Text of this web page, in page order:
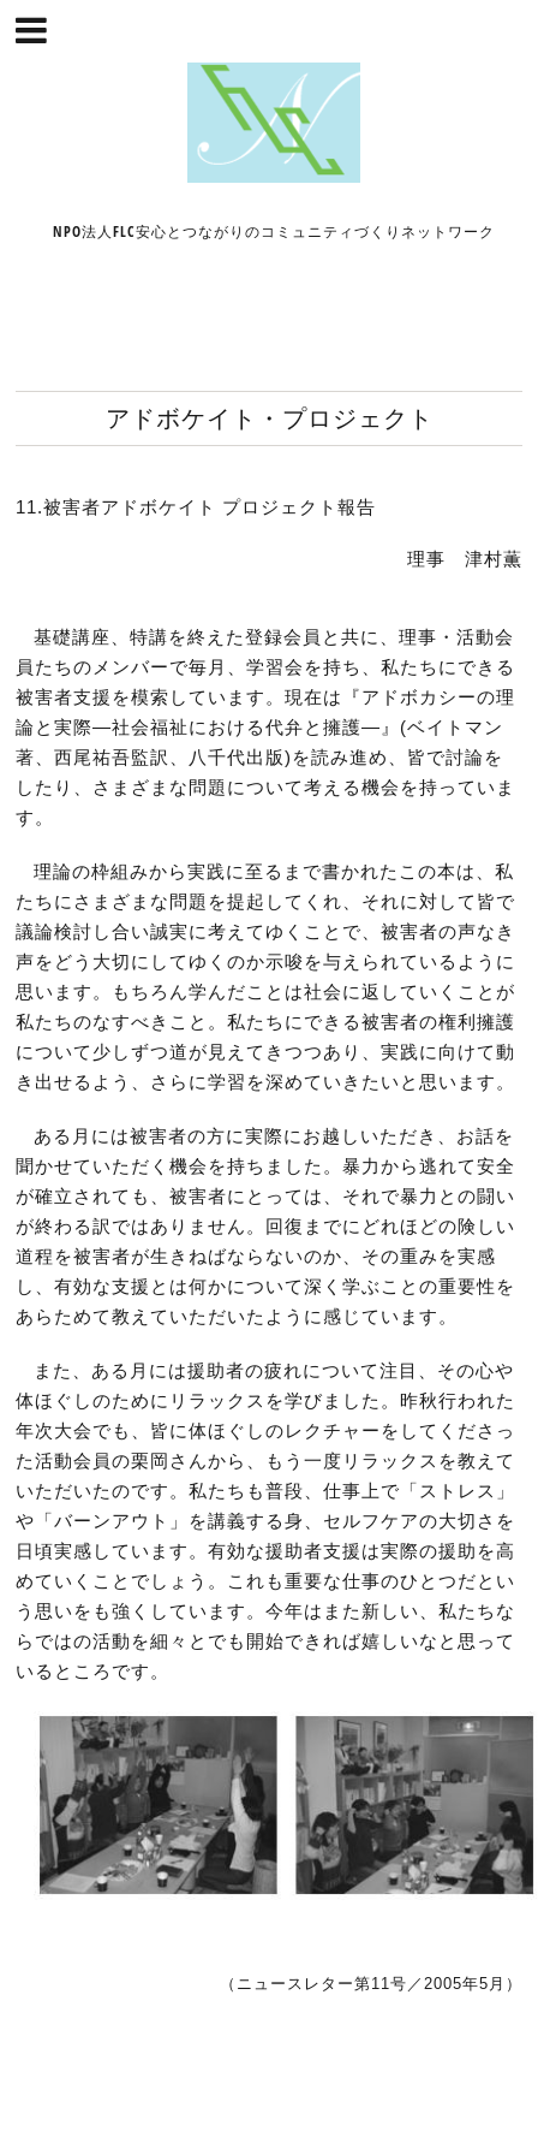
NPO法人FLC安心とつながりのコミュニティづくりネットワーク
アドボケイト・プロジェクト
11.被害者アドボケイト プロジェクト報告
理事 津村薫
基礎講座、特講を終えた登録会員と共に、理事・活動会
員たちのメンバーで毎月、学習会を持ち、私たちにできる
被害者支援を模索しています。現在は『アドボカシーの理
論と実際―社会福祉における代弁と擁護―』(ベイトマン
著、西尾祐吾監訳、八千代出版)を読み進め、皆で討論を
したり、さまざまな問題について考える機会を持っていま
す。
理論の枠組みから実践に至るまで書かれたこの本は、私
たちにさまざまな問題を提起してくれ、それに対して皆で
議論検討し合い誠実に考えてゆくことで、被害者の声なき
声をどう大切にしてゆくのか示唆を与えられているように
思います。もちろん学んだことは社会に返していくことが
私たちのなすべきこと。私たちにできる被害者の権利擁護
について少しずつ道が見えてきつつあり、実践に向けて動
き出せるよう、さらに学習を深めていきたいと思います。
ある月には被害者の方に実際にお越しいただき、お話を
聞かせていただく機会を持ちました。暴力から逃れて安全
が確立されても、被害者にとっては、それで暴力との闘い
が終わる訳ではありません。回復までにどれほどの険しい
道程を被害者が生きねばならないのか、その重みを実感
し、有効な支援とは何かについて深く学ぶことの重要性を
あらためて教えていただいたように感じています。
また、ある月には援助者の疲れについて注目、その心や
体ほぐしのためにリラックスを学びました。昨秋行われた
年次大会でも、皆に体ほぐしのレクチャーをしてくださっ
た活動会員の栗岡さんから、もう一度リラックスを教えて
いただいたのです。私たちも普段、仕事上で「ストレス」
や「バーンアウト」を講義する身、セルフケアの大切さを
日頃実感しています。有効な援助者支援は実際の援助を高
めていくことでしょう。これも重要な仕事のひとつだとい
う思いをも強くしています。今年はまた新しい、私たちな
らではの活動を細々とでも開始できれば嬉しいなと思って
いるところです。
（ニュースレター第11号／2005年5月）